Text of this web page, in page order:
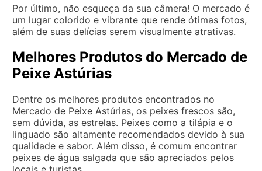
Por último, não esqueça da sua câmera! O mercado é
um lugar colorido e vibrante que rende ótimas fotos,
além de suas delícias serem visualmente atrativas.
Melhores Produtos do Mercado de
Peixe Astúrias
Dentre os melhores produtos encontrados no
Mercado de Peixe Astúrias, os peixes frescos são,
sem dúvida, as estrelas. Peixes como a tilápia e o
linguado são altamente recomendados devido à sua
qualidade e sabor. Além disso, é comum encontrar
peixes de água salgada que são apreciados pelos